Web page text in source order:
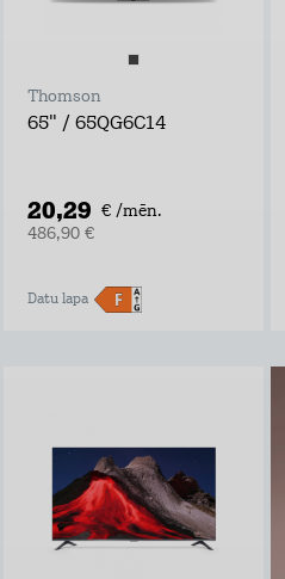
Thomson
65" / 65QG6C14
20,29 € /mēn.
486,90 €
Datu lapa